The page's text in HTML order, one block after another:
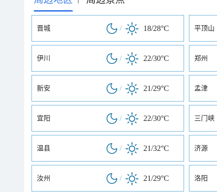
晋城 / 18/28°C 平顶山
伊川 / 22/30°C 郑州
新安 / 21/29°C 孟津
宜阳 / 22/30°C 三门峡
温县 / 21/32°C 济源
汝州 / 21/29°C 洛阳